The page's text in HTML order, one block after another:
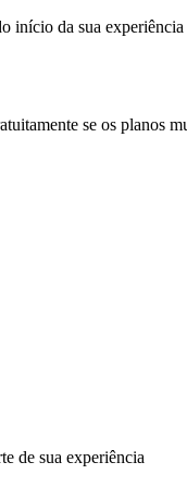
início da sua experiência
se os planos
de sua experiência